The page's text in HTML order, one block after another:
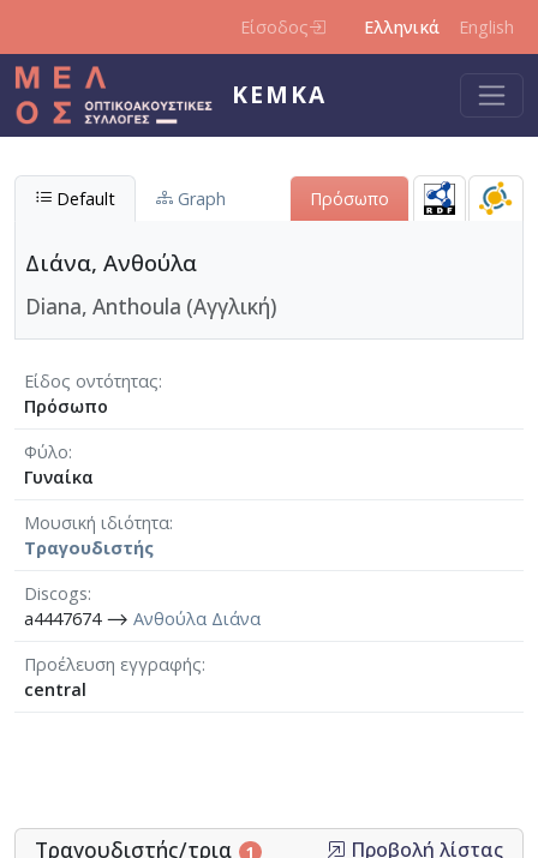
Είσοδος Ελληνικά English
ΚΕΜΚΑ
Default Graph Πρόσωπο
Διάνα, Ανθούλα
Diana, Anthoula (Αγγλική)
Είδος οντότητας
Πρόσωπο
Φύλο
Γυναίκα
Μουσική ιδιότητα
Τραγουδιστής
Discogs
a4447674 ⟶ Ανθούλα Διάνα
Προέλευση εγγραφής
central
Τραγουδιστής/τρια 1 Προβολή λίστας